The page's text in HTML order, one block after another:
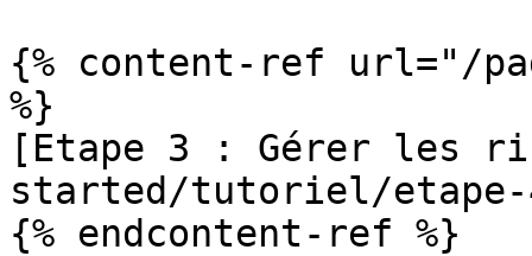
{% content-ref url="/
%}
[Etape 3 : Gérer les
started/tutoriel/etape-
{% endcontent-ref %}